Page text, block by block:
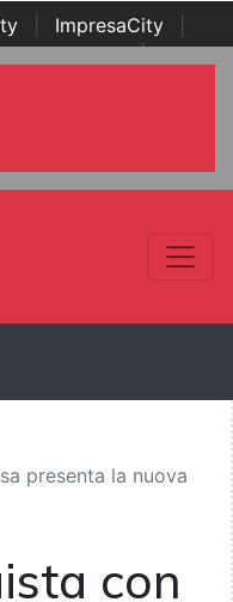
ImpresaCity
Awards | Italian
presenta la nuova
con